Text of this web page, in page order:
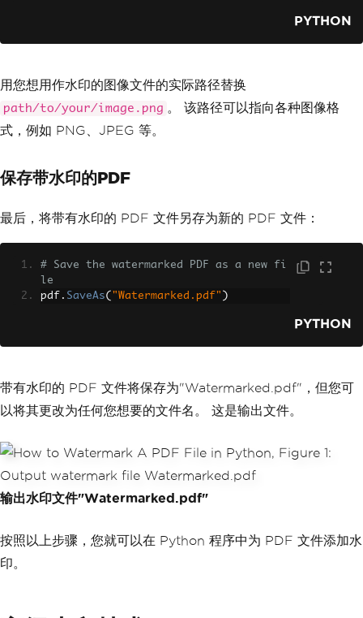
PYTHON
用您想用作水印的图像文件的实际路径替换
path/to/your/image.png 。 该路径可以指向各种图像格
式，例如 PNG、JPEG 等。
保存带水印的PDF
最后，将带有水印的 PDF 文件另存为新的 PDF 文件：
# Save the watermarked PDF as a new fi
le
pdf . SaveAs( "Watermarked.pdf" )
PYTHON
带有水印的 PDF 文件将保存为"Watermarked.pdf"，但您可
以将其更改为任何您想要的文件名。 这是输出文件。
输出水印文件"Watermarked.pdf"
按照以上步骤，您就可以在 Python 程序中为 PDF 文件添加水
印。